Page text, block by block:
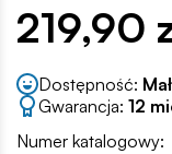
219,90
Dostępność:
Gwarancja: 12
Numer katalogowy: